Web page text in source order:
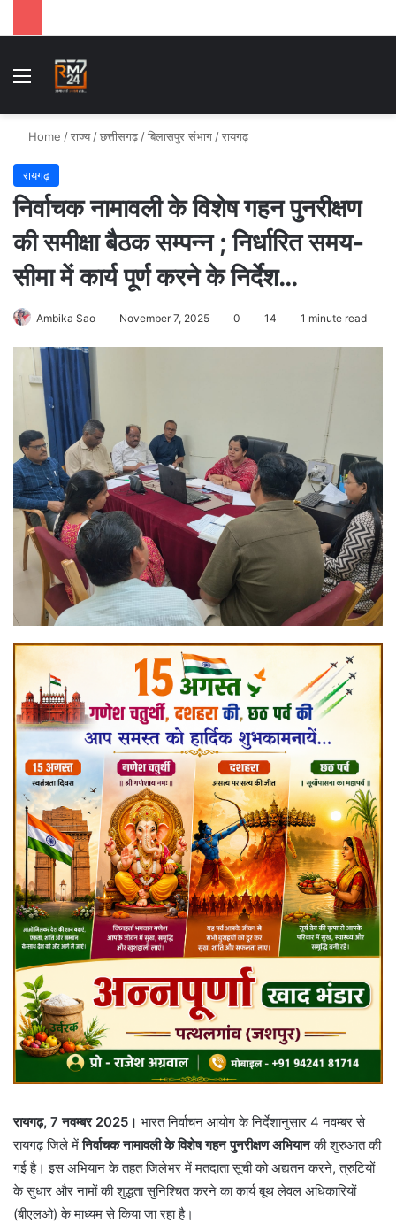
Menu
Home /राज्य /छत्तीसगढ़ /बिलासपुर संभाग /रायगढ़
रायगढ़
निर्वाचक नामावली के विशेष गहन पुनरीक्षण
की समीक्षा बैठक सम्पन्न ; निर्धारित समय-
सीमा में कार्य पूर्ण करने के निर्देश…
Ambika Sao November 7, 2025 0 14 1 minute read
रायगढ़, 7 नवम्बर 2025। भारत निर्वाचन आयोग के निर्देशानुसार 4 नवम्बर से
रायगढ़ जिले मेंनिर्वाचक नामावली के विशेष गहन पुनरीक्षण अभियानकी शुरुआत की
गई है। इस अभियान के तहत जिलेभर में मतदाता सूची को अद्यतन करने, त्रुटियों
के सुधार और नामों की शुद्धता सुनिश्चित करने का कार्य बूथ लेवल अधिकारियों
(बीएलओ) के माध्यम से किया जा रहा है।